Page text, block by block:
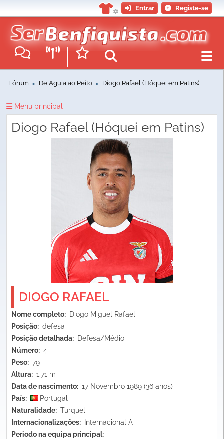
Entrar Registe-se
Fórum ► De Águia ao Peito ► Diogo Rafael (Hóquei em Patins)
Menu principal
Diogo Rafael (Hóquei em Patins)
DIOGO RAFAEL
Nome completo
Diogo Miguel Rafael
Posição
defesa
Posição detalhada
Defesa/Médio
Número
4
Peso
79
Altura
1.71 m
Data de nascimento
17 Novembro 1989 (36 anos)
País
Portugal
Naturalidade
Turquel
Internacionalizações
Internacional A
Periodo na equipa principal